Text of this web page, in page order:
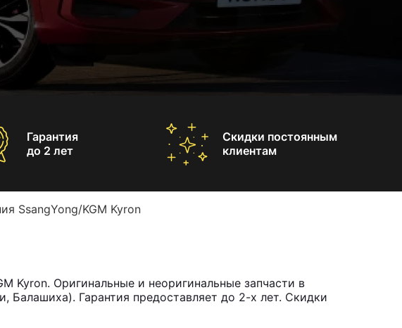
Гарантия
до 2 лет
Скидки постоянным
клиентам
SsangYong/KGM Kyron
Kyron. Оригинальные и неоригинальные запчасти в
Гарантия предоставляет до 2-х лет. Скидки